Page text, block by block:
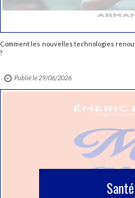
Comment les nouvelles technologies
?
Publié le 29/06/2026